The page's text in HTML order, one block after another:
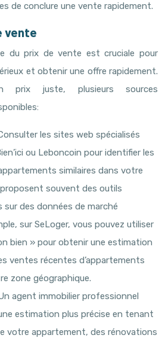
de conclure une vente rapidement.
vente
du prix de vente est cruciale pour
et obtenir une offre rapidement.
prix juste, plusieurs sources
les sites web spécialisés
ou Leboncoin pour identifier les
similaires dans votre
souvent des outils
sur des données de marché
sur SeLoger, vous pouvez utiliser
bien » pour obtenir une estimation
ventes récentes d’appartements
zone géographique.
agent immobilier professionnel
estimation plus précise en tenant
votre appartement, des rénovations